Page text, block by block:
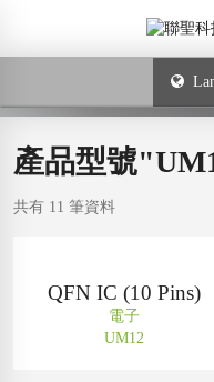
產品型號
共有 11 筆資料
QFN IC (10 Pins)
電子
UM12